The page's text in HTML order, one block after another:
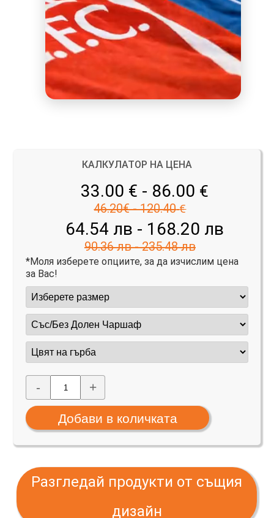
КАЛКУЛАТОР НА ЦЕНА
33.00 € - 86.00 €
46.20€ - 120.40 €
64.54 лв - 168.20 лв
90.36 лв - 235.48 лв
*Моля изберете опциите, за да изчислим цена
за Вас!
- +
Разгледай продукти от същия
дизайн